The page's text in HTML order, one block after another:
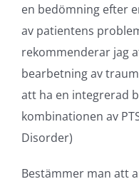
en bedömning efter
av patientens
rekommenderar jag
bearbetning av
att ha en integrerad
kombinationen av
Disorder)
Bestämmer man att